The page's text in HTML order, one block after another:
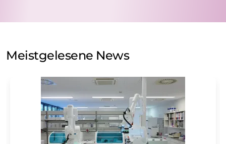
auf Basis unsererDatenschutzerklärung. LUMITOS darf
Meinungsforschung per E-Mail kontaktieren. Ihre
Einwilligung können Sie jederzeit ohne Angabe von
Str. 2, 12489 Berlin oder per E-Mail unter
widerruf@lumitos.commit Wirkung für die Zukunft
widerrufen. Zudem ist in jeder E-Mail ein Link zur
Abbestellung des entsprechenden Newsletters
enthalten.
Meistgelesene News